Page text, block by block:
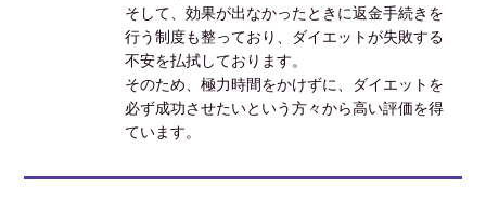
そして、効果が出なかったときに返金手続きを
行う制度も整っており、ダイエットが失敗する
不安を払拭しております。
そのため、極力時間をかけずに、ダイエットを
必ず成功させたいという方々から高い評価を得
ています。